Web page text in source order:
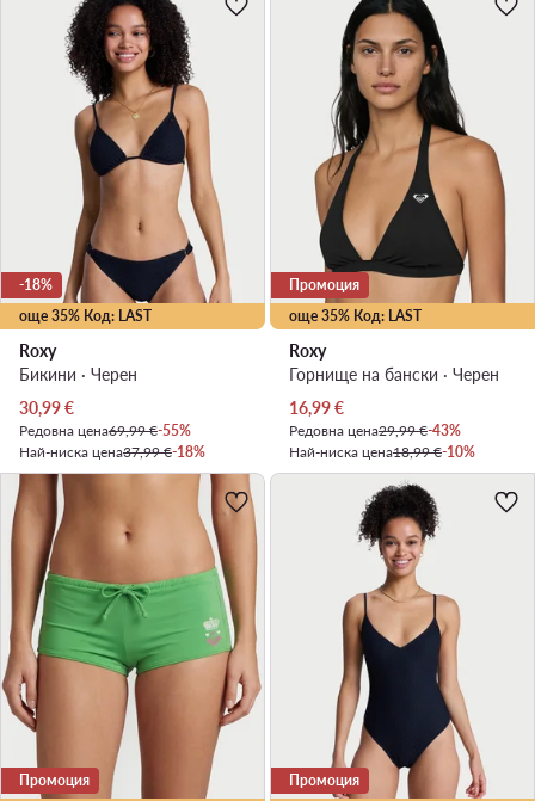
още 35% Код: LAST
-18%
Roxy
Бикини · Черен
Актуална цена
30,99€
Редовна цена69,99 €-55%
Най-ниска цена37,99 €-18%
още 35% Код: LAST
Промоция
Roxy
Горнище на бански · Черен
Актуална цена
16,99€
Редовна цена29,99 €-43%
Най-ниска цена18,99 €-10%
Промоция Промоция